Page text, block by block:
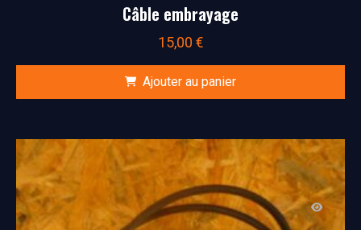
Câble embrayage
15,00 €
Ajouter au panier